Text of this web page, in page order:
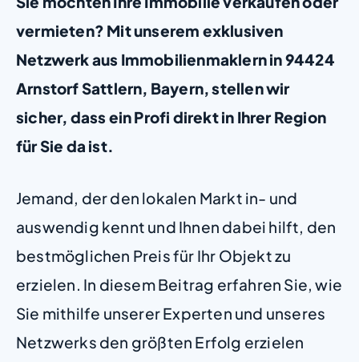
vermieten? Mit unserem exklusiven
Netzwerk aus Immobilienmaklern in 94424
Arnstorf Sattlern, Bayern, stellen wir
sicher, dass ein Profi direkt in Ihrer Region
für Sie da ist.
Jemand, der den lokalen Markt in- und
auswendig kennt und Ihnen dabei hilft, den
bestmöglichen Preis für Ihr Objekt zu
erzielen. In diesem Beitrag erfahren Sie, wie
Sie mithilfe unserer Experten und unseres
Netzwerks den größten Erfolg erzielen